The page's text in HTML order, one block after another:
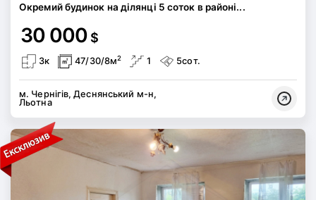
Окремий будинок на ділянці 5 соток в районі...
30 000 $
3к 47/30/8м2 1 5сот.
м. Чернігів, Деснянський м-н,
Льотна